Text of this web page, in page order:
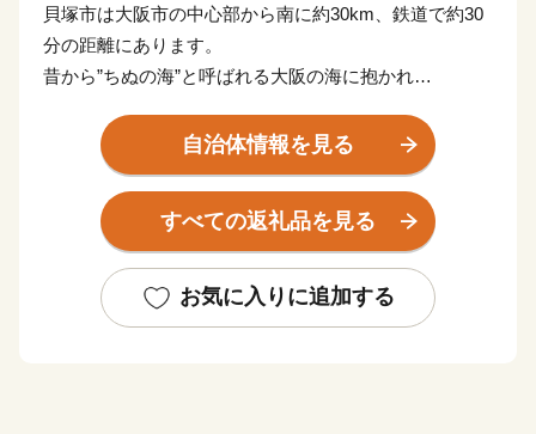
貝塚市は大阪市の中心部から南に約30km、鉄道で約30
分の距離にあります。
昔から”ちぬの海”と呼ばれる大阪の海に抱かれ
本州南限圏の天然記念物ブナ林を育む「和泉葛城山（い
ずみかつらぎさん）」など豊かな自然に囲まれたまち。
千本搗餅つき（せんぼんづきもちつき）で賑わう名刹の
水間寺（みずまでら）や
願泉寺（がんせんじ）を中心に形成された寺内町のまち
なみなど、伝統的な文化を肌で感じることができます。
自治体情報を見る
すべての返礼品を見る
お気に入りに追加する